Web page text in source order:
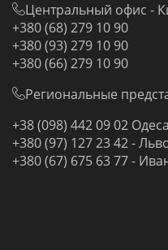
Центральный офис -
+380 (68) 279 10 90
+380 (93) 279 10 90
+380 (66) 279 10 90
Региональные
+38 (098) 442 09 02 Одеса
+380 (97) 127 23 42 -
+380 (67) 675 63 77 -